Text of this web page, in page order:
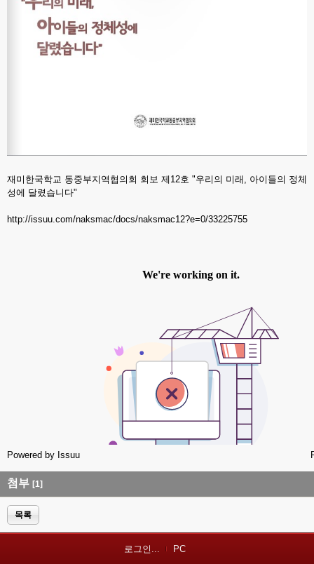
재미한국학교 동중부지역협의회 회보 제12호 "우리의 미래, 아이들의 정체
성에 달렸습니다"
http://issuu.com/naksmac/docs/naksmac12?e=0/33225755
Powered by Issuu
첨부 [1]
목록
로그인... PC